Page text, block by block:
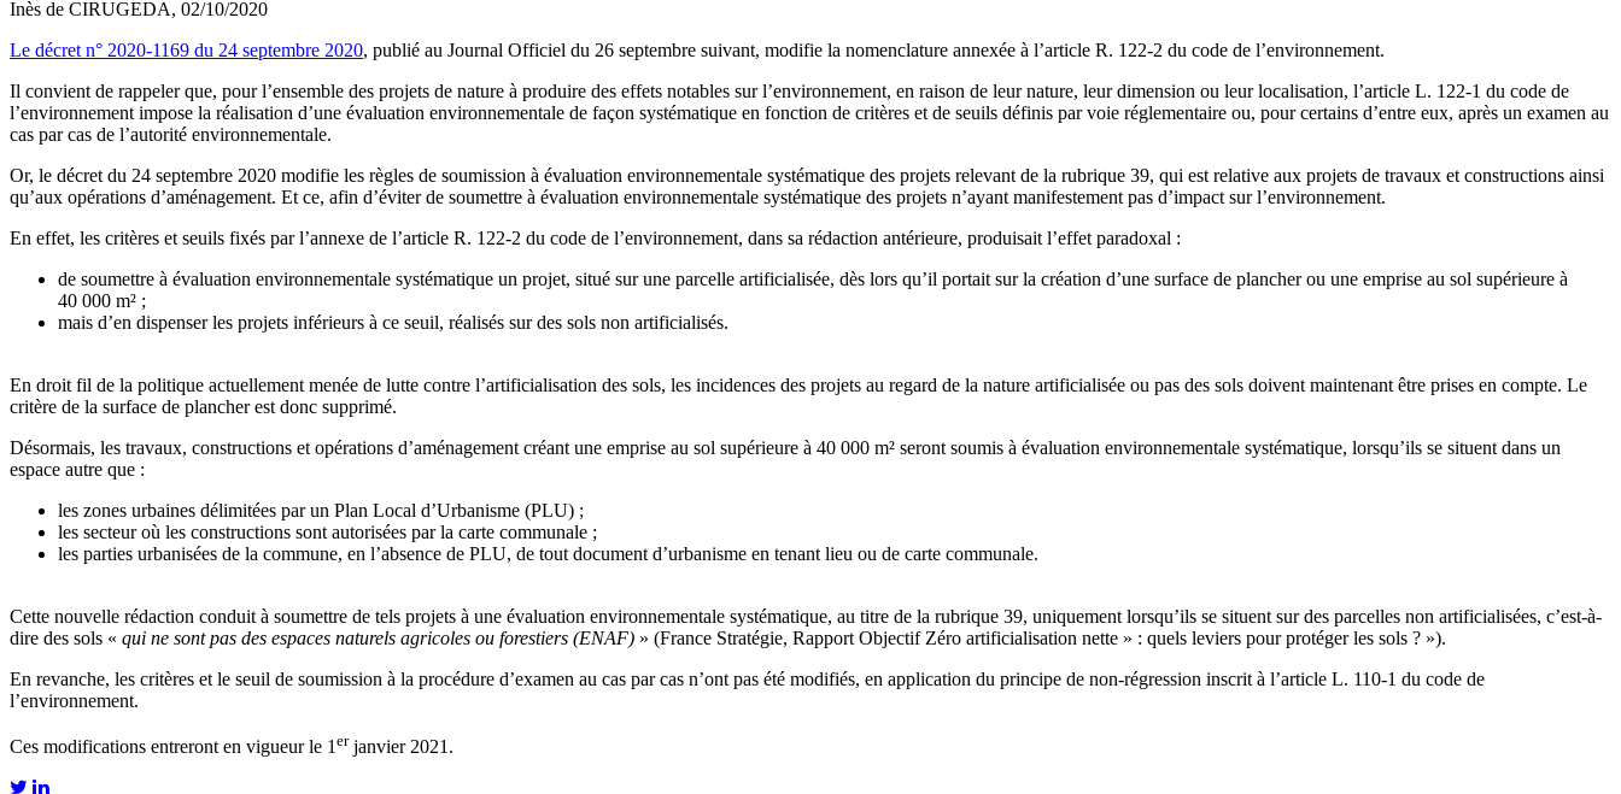
Inès de CIRUGEDA, 02/10/2020
Le décret n° 2020-1169 du 24 septembre 2020, publié au Journal Officiel du 26 septembre suivant, modifie la nomenclature annexée à l’article R. 122-2 du code de l’environnement.
Il convient de rappeler que, pour l’ensemble des projets de nature à produire des effets notables sur l’environnement, en raison de leur nature, leur dimension ou leur localisation, l’article L. 122-1 du code de
l’environnement impose la réalisation d’une évaluation environnementale de façon systématique en fonction de critères et de seuils définis par voie réglementaire ou, pour certains d’entre eux, après un examen au
cas par cas de l’autorité environnementale.
Or, le décret du 24 septembre 2020 modifie les règles de soumission à évaluation environnementale systématique des projets relevant de la rubrique 39, qui est relative aux projets de travaux et constructions ainsi
qu’aux opérations d’aménagement. Et ce, afin d’éviter de soumettre à évaluation environnementale systématique des projets n’ayant manifestement pas d’impact sur l’environnement.
En effet, les critères et seuils fixés par l’annexe de l’article R. 122-2 du code de l’environnement, dans sa rédaction antérieure, produisait l’effet paradoxal :
de soumettre à évaluation environnementale systématique un projet, situé sur une parcelle artificialisée, dès lors qu’il portait sur la création d’une surface de plancher ou une emprise au sol supérieure à
40 000 m² ;
mais d’en dispenser les projets inférieurs à ce seuil, réalisés sur des sols non artificialisés.
En droit fil de la politique actuellement menée de lutte contre l’artificialisation des sols, les incidences des projets au regard de la nature artificialisée ou pas des sols doivent maintenant être prises en compte. Le
critère de la surface de plancher est donc supprimé.
Désormais, les travaux, constructions et opérations d’aménagement créant une emprise au sol supérieure à 40 000 m² seront soumis à évaluation environnementale systématique, lorsqu’ils se situent dans un
espace autre que :
les zones urbaines délimitées par un Plan Local d’Urbanisme (PLU) ;
les secteur où les constructions sont autorisées par la carte communale ;
les parties urbanisées de la commune, en l’absence de PLU, de tout document d’urbanisme en tenant lieu ou de carte communale.
Cette nouvelle rédaction conduit à soumettre de tels projets à une évaluation environnementale systématique, au titre de la rubrique 39, uniquement lorsqu’ils se situent sur des parcelles non artificialisées, c’est-à-
dire des sols « qui ne sont pas des espaces naturels agricoles ou forestiers (ENAF) » (France Stratégie, Rapport Objectif Zéro artificialisation nette » : quels leviers pour protéger les sols ? »).
En revanche, les critères et le seuil de soumission à la procédure d’examen au cas par cas n’ont pas été modifiés, en application du principe de non-régression inscrit à l’article L. 110-1 du code de
l’environnement.
Ces modifications entreront en vigueur le 1 erjanvier 2021.